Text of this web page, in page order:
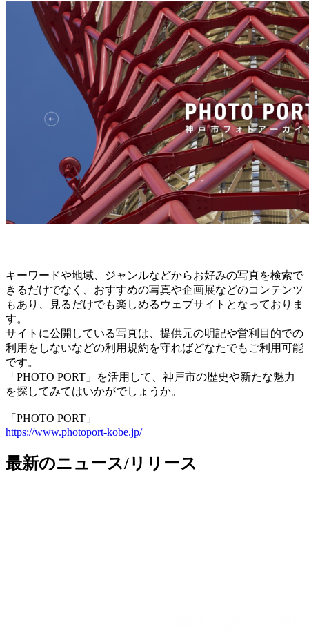
キーワードや地域、ジャンルなどからお好みの写真を検索で
きるだけでなく、おすすめの写真や企画展などのコンテンツ
もあり、見るだけでも楽しめるウェブサイトとなっておりま
す。
サイトに公開している写真は、提供元の明記や営利目的での
利用をしないなどの利用規約を守ればどなたでもご利用可能
です。
「PHOTO PORT」を活用して、神戸市の歴史や新たな魅力
を探してみてはいかがでしょうか。
「PHOTO PORT」
https://www.photoport-kobe.jp/
最新のニュース/リリース